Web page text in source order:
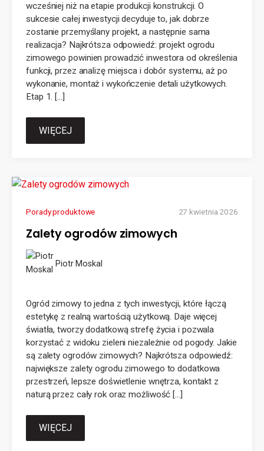
wcześniej niż na etapie produkcji konstrukcji. O
sukcesie całej inwestycji decyduje to, jak dobrze
zostanie przemyślany projekt, a następnie sama
realizacja? Najkrótsza odpowiedź: projekt ogrodu
zimowego powinien prowadzić inwestora od określenia
funkcji, przez analizę miejsca i dobór systemu, aż po
wykonanie, montaż i wykończenie detali użytkowych.
Etap 1. […]
WIĘCEJ
Porady produktowe 27 kwietnia 2026
Zalety ogrodów zimowych
Piotr Moskal
Ogród zimowy to jedna z tych inwestycji, które łączą
estetykę z realną wartością użytkową. Daje więcej
światła, tworzy dodatkową strefę życia i pozwala
korzystać z widoku zieleni niezależnie od pogody. Jakie
są zalety ogrodów zimowych? Najkrótsza odpowiedź:
największe zalety ogrodu zimowego to dodatkowa
przestrzeń, lepsze doświetlenie wnętrza, kontakt z
naturą przez cały rok oraz możliwość […]
WIĘCEJ